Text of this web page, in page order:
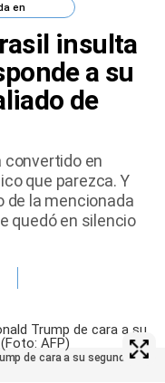
en
insulta
a su
de
convertido en
que parezca. Y
de la mencionada
quedó en silencio
de cara a su segundo